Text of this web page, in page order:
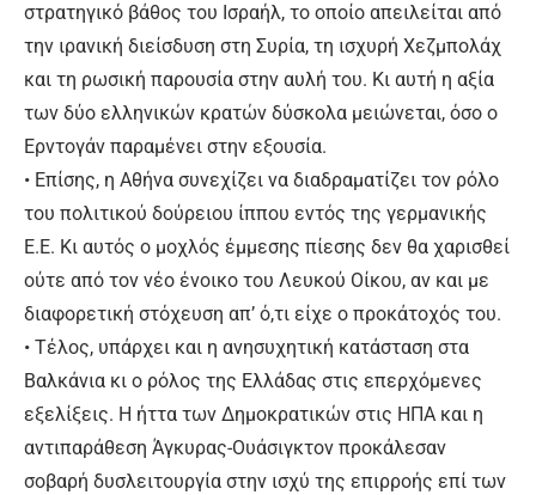
στρατηγικό βάθος του Ισραήλ, το οποίο απειλείται από
την ιρανική διείσδυση στη Συρία, τη ισχυρή Χεζμπολάχ
και τη ρωσική παρουσία στην αυλή του. Κι αυτή η αξία
των δύο ελληνικών κρατών δύσκολα μειώνεται, όσο ο
Ερντογάν παραμένει στην εξουσία.
• Επίσης, η Αθήνα συνεχίζει να διαδραματίζει τον ρόλο
του πολιτικού δούρειου ίππου εντός της γερμανικής
Ε.Ε. Κι αυτός ο μοχλός έμμεσης πίεσης δεν θα χαρισθεί
ούτε από τον νέο ένοικο του Λευκού Οίκου, αν και με
διαφορετική στόχευση απ’ ό,τι είχε ο προκάτοχός του.
• Τέλος, υπάρχει και η ανησυχητική κατάσταση στα
Βαλκάνια κι ο ρόλος της Ελλάδας στις επερχόμενες
εξελίξεις. Η ήττα των Δημοκρατικών στις ΗΠΑ και η
αντιπαράθεση Άγκυρας-Ουάσιγκτον προκάλεσαν
σοβαρή δυσλειτουργία στην ισχύ της επιρροής επί των